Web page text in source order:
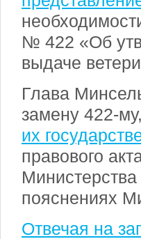
№ 422 «Об
выдаче
Глава
замену 422-
их
правового
Министерства
пояснениях
Отвечая на